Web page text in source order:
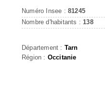
Numéro Insee : 81245
Nombre d'habitants : 138
Département : Tarn
Région : Occitanie